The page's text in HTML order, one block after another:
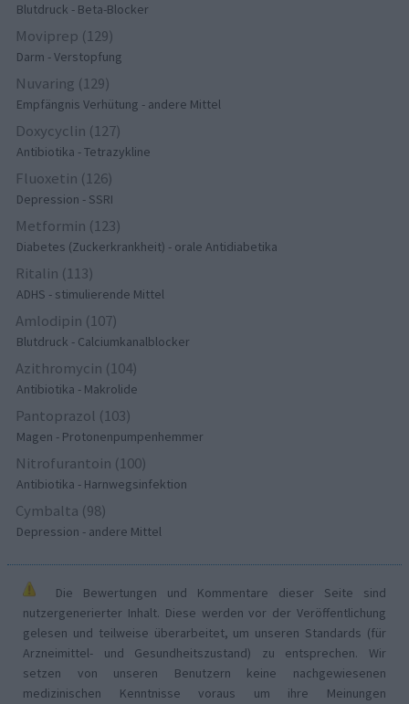
Blutdruck - Beta-Blocker
Moviprep (129)
Darm - Verstopfung
Nuvaring (129)
Empfängnis Verhütung - andere Mittel
Doxycyclin (127)
Antibiotika - Tetrazykline
Fluoxetin (126)
Depression - SSRI
Metformin (123)
Diabetes (Zuckerkrankheit) - orale Antidiabetika
Ritalin (113)
ADHS - stimulierende Mittel
Amlodipin (107)
Blutdruck - Calciumkanalblocker
Azithromycin (104)
Antibiotika - Makrolide
Pantoprazol (103)
Magen - Protonenpumpenhemmer
Nitrofurantoin (100)
Antibiotika - Harnwegsinfektion
Cymbalta (98)
Depression - andere Mittel
Die Bewertungen und Kommentare dieser Seite sind
nutzergenerierter Inhalt. Diese werden vor der Veröffentlichung
gelesen und teilweise überarbeitet, um unseren Standards (für
Arzneimittel- und Gesundheitszustand) zu entsprechen. Wir
setzen von unseren Benutzern keine nachgewiesenen
medizinischen Kenntnisse voraus um ihre Meinungen